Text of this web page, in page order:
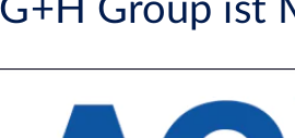
Group ist